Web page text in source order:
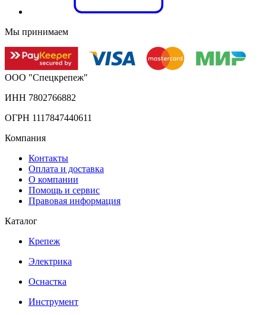
Мы принимаем
ООО "Спецкрепеж"
ИНН 7802766882
ОГРН 1117847440611
Компания
Контакты
Оплата и доставка
О компании
Помощь и сервис
Правовая информация
Каталог
Крепеж
Электрика
Оснастка
Инструмент